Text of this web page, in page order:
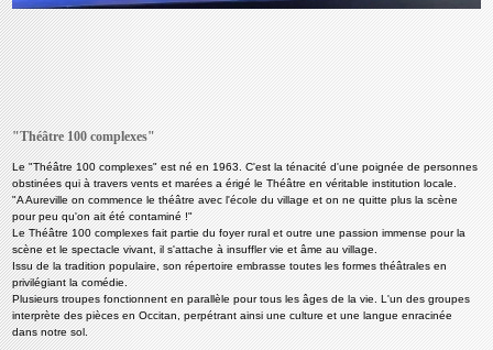
"Théâtre 100 complexes"
Le "Théâtre 100 complexes" est né en 1963. C'est la ténacité d'une poignée de personnes
obstinées qui à travers vents et marées a érigé le Théâtre en véritable institution locale.
"A Aureville on commence le théâtre avec l'école du village et on ne quitte plus la scène
pour peu qu'on ait été contaminé !"
Le Théâtre 100 complexes fait partie du foyer rural et outre une passion immense pour la
scène et le spectacle vivant, il s'attache à insuffler vie et âme au village.
Issu de la tradition populaire, son répertoire embrasse toutes les formes théâtrales en
privilégiant la comédie.
Plusieurs troupes fonctionnent en parallèle pour tous les âges de la vie. L'un des groupes
interprète des pièces en Occitan, perpétrant ainsi une culture et une langue enracinée
dans notre sol.